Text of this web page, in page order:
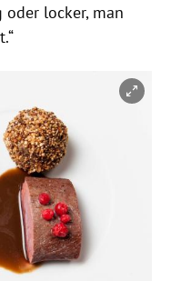
locker, man